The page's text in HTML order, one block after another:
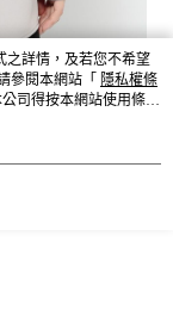
之詳情，及若您不希望
參閱本網站「 隱私權條
司得按本網站使用條款